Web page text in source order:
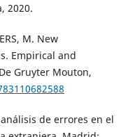
2020.
M. New
Empirical and
Gruyter Mouton,
análisis de errores en el